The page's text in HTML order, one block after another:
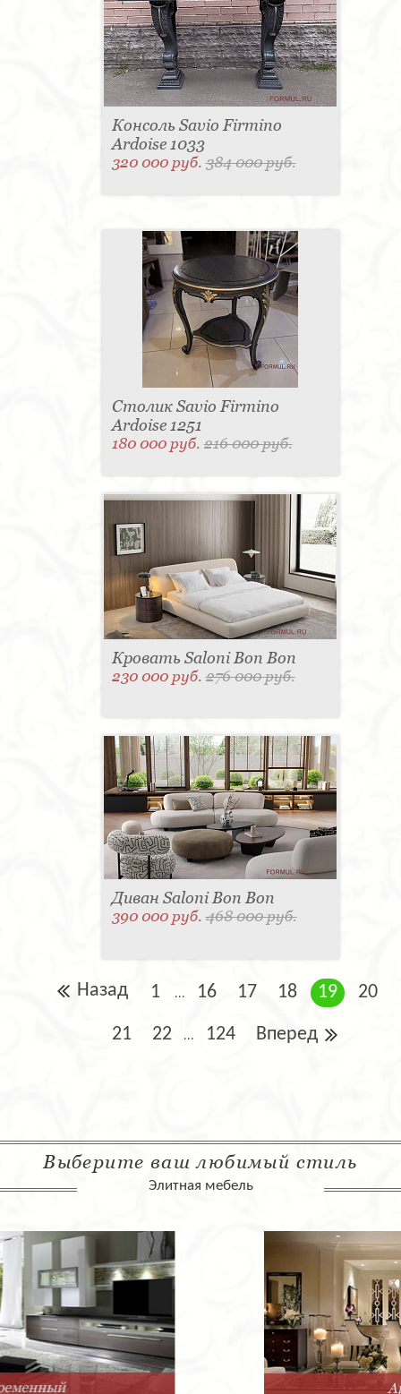
Консоль Savio Firmino
Ardoise 1033
320 000 руб.384 000 руб.
Столик Savio Firmino
Ardoise 1251
180 000 руб.216 000 руб.
Кровать Saloni Bon Bon
230 000 руб.276 000 руб.
Диван Saloni Bon Bon
390 000 руб.468 000 руб.
Назад 1 ... 16 17 18 19 20
21 22 ... 124 Вперед
Выберите ваш любимый стиль
Элитная мебель